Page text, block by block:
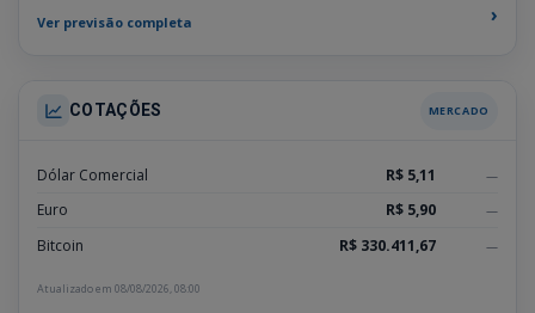
Ver previsão completa ›
COTAÇÕES MERCADO
Dólar Comercial R$ 5,11 —
Euro R$ 5,90 —
Bitcoin R$ 330.411,67 —
Atualizado em 08/08/2026, 08:00